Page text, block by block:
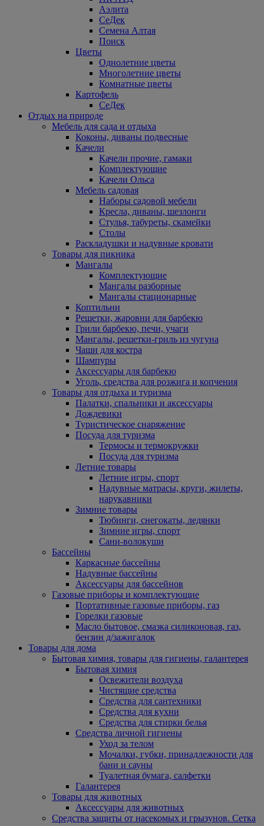
Аэлита
СеДек
Семена Алтая
Поиск
Цветы
Однолетние цветы
Многолетние цветы
Комнатные цветы
Картофель
СеДек
Отдых на природе
Мебель для сада и отдыха
Коконы, диваны подвесные
Качели
Качели прочие, гамаки
Комплектующие
Качели Ольса
Мебель садовая
Наборы садовой мебели
Кресла, диваны, шезлонги
Стулья, табуреты, скамейки
Столы
Раскладушки и надувные кровати
Товары для пикника
Мангалы
Комплектующие
Мангалы разборные
Мангалы стационарные
Коптильни
Решетки, жаровни для барбекю
Грили барбекю, печи, учаги
Мангалы, решетки-гриль из чугуна
Чаши для костра
Шампуры
Аксессуары для барбекю
Уголь, средства для розжига и копчения
Товары для отдыха и туризма
Палатки, спальники и аксессуары
Дождевики
Туристическое снаряжение
Посуда для туризма
Термосы и термокружки
Посуда для туризма
Летние товары
Летние игры, спорт
Надувные матрасы, круги, жилеты,
нарукавники
Зимние товары
Тюбинги, снегокаты, ледянки
Зимние игры, спорт
Сани-волокуши
Бассейны
Каркасные бассейны
Надувные бассейны
Аксессуары для бассейнов
Газовые приборы и комплектующие
Портативные газовые приборы, газ
Горелки газовые
Масло бытовое, смазка силиконовая, газ,
бензин д/зажигалок
Товары для дома
Бытовая химия, товары для гигиены, галантерея
Бытовая химия
Освежители воздуха
Чистящие средства
Средства для сантехники
Средства для кухни
Средства для стирки белья
Средства личной гигиены
Уход за телом
Мочалки, губки, принадлежности для
бани и сауны
Туалетная бумага, салфетки
Галантерея
Товары для животных
Аксессуары для животных
Средства защиты от насекомых и грызунов. Сетка